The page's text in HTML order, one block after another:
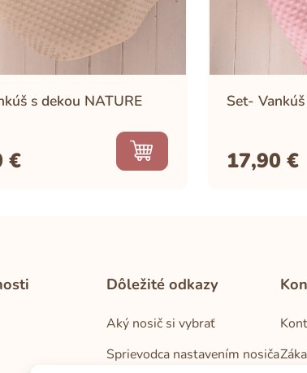
s dekou NATURE
€
Set-
17,90€
Dôležité odkazy
Aký nosič si vybrať
Sprievodca nastavením nosiča